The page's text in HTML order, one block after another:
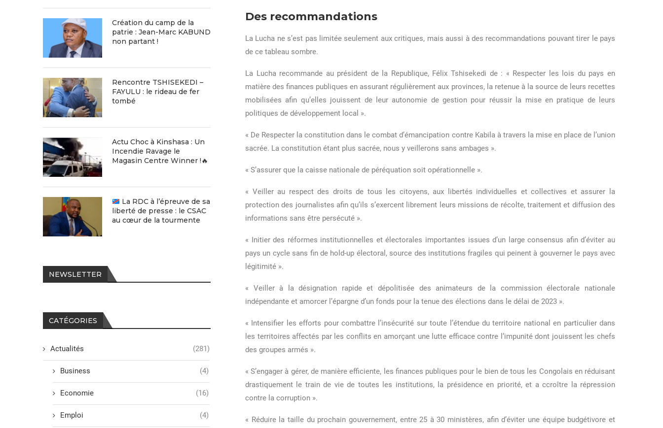
Des recommandations
La Lucha ne s’est pas limitée seulement aux critiques, mais aussi à des recommandations pouvant tirer le pays
de ce tableau sombre.
La Lucha recommande au président de la Republique, Félix Tshisekedi de : « Respecter les lois du pays en
matière des finances publiques en assurant régulièrement aux provinces, la retenue à la source de leurs recettes
mobilisées afin qu’elles jouissent de leur autonomie de gestion pour réussir la mise en pratique de leurs
politiques de développement local ».
« De Respecter la constitution dans le combat d’émancipation contre Kabila à travers la mise en place de l’union
sacrée. La constitution étant plus sacrée, nous y veillerons sans ambages ».
« S’assurer que la caisse nationale de péréquation soit opérationnelle ».
« Veiller au respect des droits de tous les citoyens, aux libertés individuelles et collectives et assurer la
protection des journalistes afin qu’ils s’exercent librement leurs missions de récolte, traitement et diffusion des
informations sans être persécuté ».
« Initier des réformes institutionnelles et électorales importantes issues d’un large consensus afin d’éviter au
pays un cycle sans fin de hold-up électoral, source des institutions fragiles qui peinent à gouverner le pays avec
légitimité ».
« Veiller à la désignation rapide et dépolitisée des animateurs de la commission électorale nationale
indépendante et amorcer l’épargne d’un fonds pour la tenue des élections dans le délai de 2023 ».
« Intensifier les efforts pour combattre l’insécurité sur toute l’étendue du territoire national en particulier dans
les territoires affectés par les conflits en amorçant une lutte efficace contre l’impunité dont jouissent les chefs
des groupes armés ».
« S’engager à gérer, de manière efficiente, les finances publiques pour le bien de tous les Congolais en réduisant
drastiquement le train de vie de toutes les institutions, la présidence en priorité, et a ccroître la répression
contre la corruption ».
« Réduire la taille du prochain gouvernement, entre 25 à 30 ministères, afin d’éviter une équipe budgétivore et
Création du camp de la
patrie : Jean-Marc KABUND
non partant !
Rencontre TSHISEKEDI –
FAYULU : le rideau de fer
tombé
Actu Choc à Kinshasa : Un
Incendie Ravage le
Magasin Centre Winner !🔥
La RDC à l’épreuve de sa
liberté de presse : le CSAC
au cœur de la tourmente
NEWSLETTER
CATÉGORIES
Actualités (281)
Business (4)
Economie (16)
Emploi (4)